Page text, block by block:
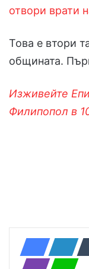
отвори врати
Това е втори
общината.
Изживейте
Филипопол в